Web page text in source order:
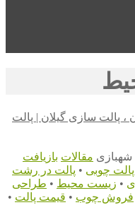
پالت سازی گیلان | پالت
شهبازی مقالات بازیافت
پالت چوبی • پالت در رشت
• زیست محیط • طراحی
فروش چوب • قیمت پالت •